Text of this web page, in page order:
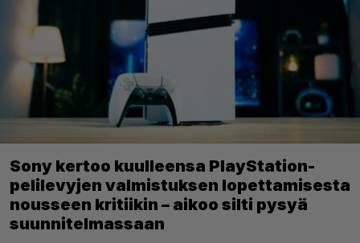
Sony kertoo kuulleensa PlayStation-
pelilevyjen valmistuksen lopettamisesta
nousseen kritiikin – aikoo silti pysyä
suunnitelmassaan